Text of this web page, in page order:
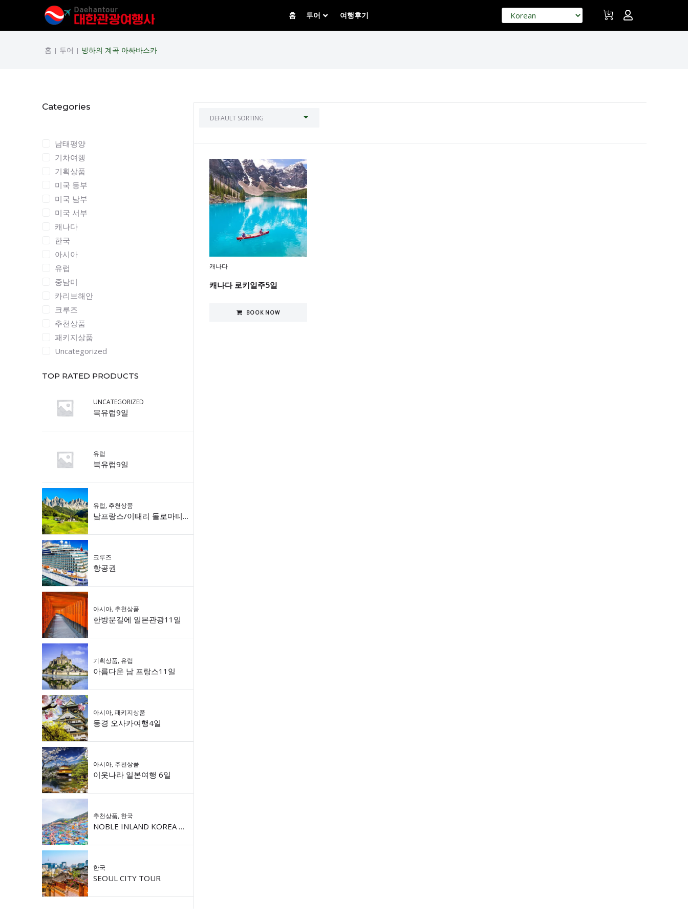
홈 투어 여행후기
홈 | 투어 | 빙하의 계곡 아싸바스카
Categories
남태평양
기차여행
기획상품
미국 동부
미국 남부
미국 서부
캐나다
한국
아시아
유럽
중남미
카리브해안
크루즈
추천상품
패키지상품
Uncategorized
TOP RATED PRODUCTS
UNCATEGORIZED
북유럽9일
유럽
북유럽9일
유럽, 추천상품
남프랑스/이태리 돌로마티 9일
크루즈
항공권
아시아, 추천상품
한방문길에 일본관광11일
기획상품, 유럽
아름다운 남 프랑스11일
아시아,패키지상품
동경 오사카여행4일
아시아, 추천상품
이웃나라 일본여행 6일
추천상품, 한국
NOBLE INLAND KOREA 9DAY
한국
SEOUL CITY TOUR
캐나다
캐나다 로키일주5일
BOOK NOW